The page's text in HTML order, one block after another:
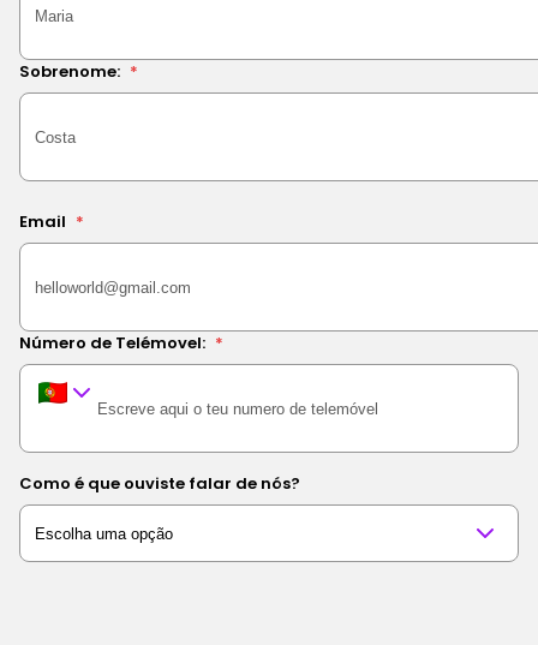
Sobrenome: *
Email *
Número de Telémovel: *
Como é que ouviste falar de nós?